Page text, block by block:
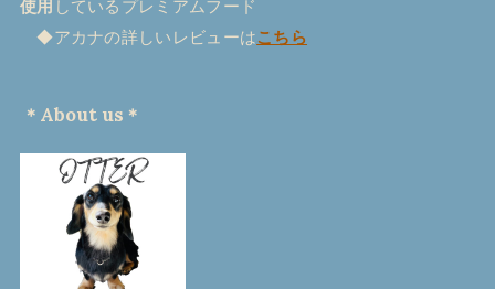
使用 しているプレミアムフード
◆アカナの詳しいレビューはこちら
＊About us＊